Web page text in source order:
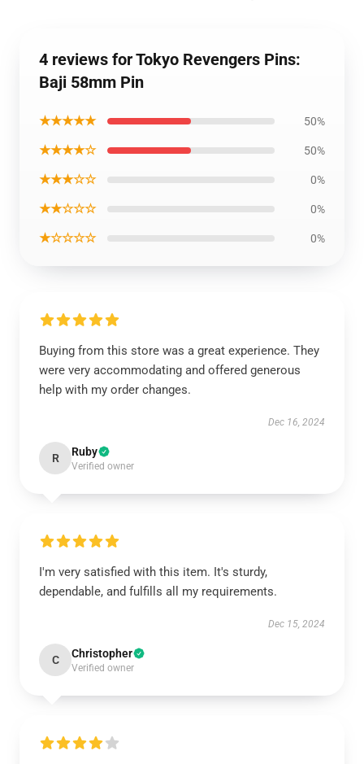
4 reviews for Tokyo Revengers Pins:
Baji 58mm Pin
★★★★★ 50%
★★★★☆ 50%
★★★☆☆ 0%
★★☆☆☆ 0%
★☆☆☆☆ 0%
Buying from this store was a great experience. They
were very accommodating and offered generous
help with my order changes.
Dec 16, 2024
R Ruby
Verified owner
I'm very satisfied with this item. It's sturdy,
dependable, and fulfills all my requirements.
Dec 15, 2024
C Christopher
Verified owner